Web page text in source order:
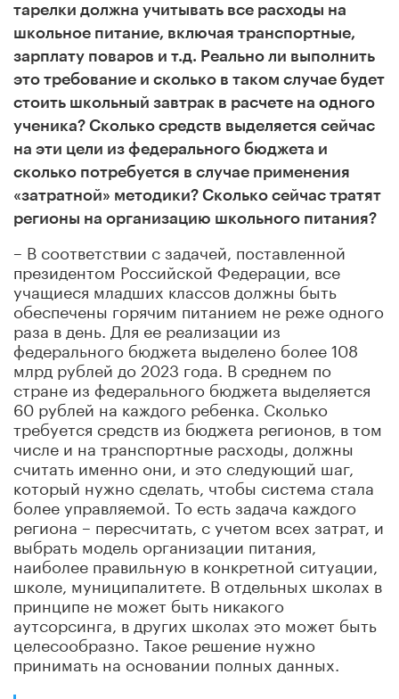
тарелки должна учитывать все расходы на
школьное питание, включая транспортные,
зарплату поваров и т.д. Реально ли выполнить
это требование и сколько в таком случае будет
стоить школьный завтрак в расчете на одного
ученика? Сколько средств выделяется сейчас
на эти цели из федерального бюджета и
сколько потребуется в случае применения
«затратной» методики? Сколько сейчас тратят
регионы на организацию школьного питания?
– В соответствии с задачей, поставленной
президентом Российской Федерации, все
учащиеся младших классов должны быть
обеспечены горячим питанием не реже одного
раза в день. Для ее реализации из
федерального бюджета выделено более 108
млрд рублей до 2023 года. В среднем по
стране из федерального бюджета выделяется
60 рублей на каждого ребенка. Сколько
требуется средств из бюджета регионов, в том
числе и на транспортные расходы, должны
считать именно они, и это следующий шаг,
который нужно сделать, чтобы система стала
более управляемой. То есть задача каждого
региона – пересчитать, с учетом всех затрат, и
выбрать модель организации питания,
наиболее правильную в конкретной ситуации,
школе, муниципалитете. В отдельных школах в
принципе не может быть никакого
аутсорсинга, в других школах это может быть
целесообразно. Такое решение нужно
принимать на основании полных данных.